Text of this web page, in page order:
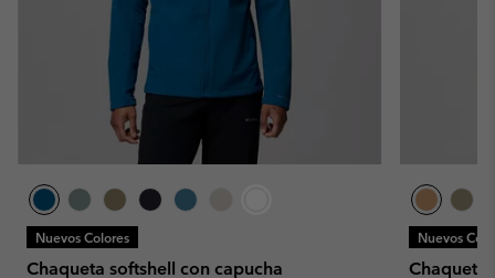
Nuevos Colores
Chaqueta softshell con capucha
Nuevos
Chaqueta